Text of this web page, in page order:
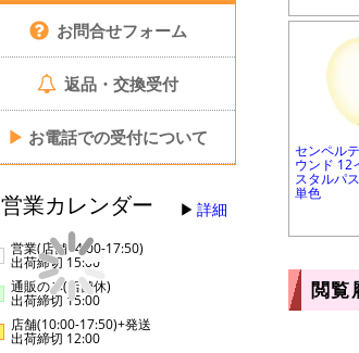
お問合せフォーム
返品・交換受付
▶ お電話での受付について
営業カレンダー 詳細
営業(店舗14:00-17:50)
出荷締切 15:00
通販のみ(店舗休)
出荷締切 15:00
店舗(10:00-17:50)+発送
出荷締切 12:00
センペル
ウンド 12
スタルパ
単色
閲覧